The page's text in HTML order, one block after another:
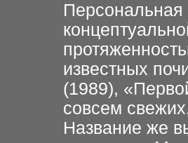
Персональная
известных
(1989),
совсем
Название же